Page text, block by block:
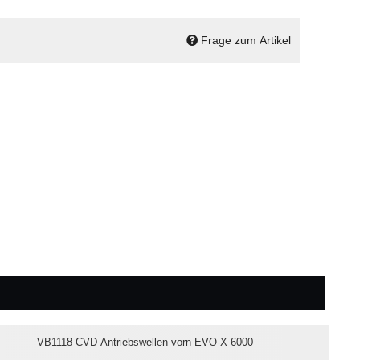
Frage zum Artikel
VB1118 CVD Antriebswellen vorn EVO-X 6000